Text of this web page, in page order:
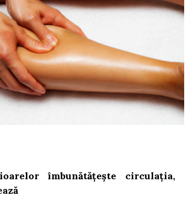
îmbunătățește circulația,